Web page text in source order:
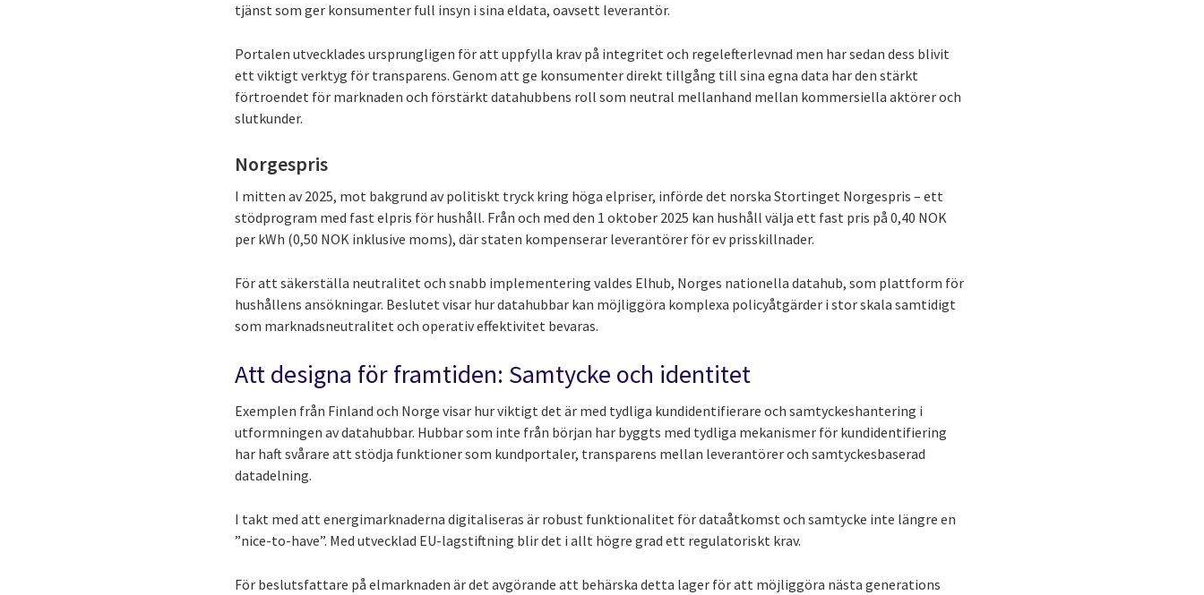
tjänst som ger konsumenter full insyn i sina eldata, oavsett leverantör.
Portalen utvecklades ursprungligen för att uppfylla krav på integritet och regelefterlevnad men har sedan dess blivit
ett viktigt verktyg för transparens. Genom att ge konsumenter direkt tillgång till sina egna data har den stärkt
förtroendet för marknaden och förstärkt datahubbens roll som neutral mellanhand mellan kommersiella aktörer och
slutkunder.
Norgespris
I mitten av 2025, mot bakgrund av politiskt tryck kring höga elpriser, införde det norska Stortinget Norgespris – ett
stödprogram med fast elpris för hushåll. Från och med den 1 oktober 2025 kan hushåll välja ett fast pris på 0,40 NOK
per kWh (0,50 NOK inklusive moms), där staten kompenserar leverantörer för ev prisskillnader.
För att säkerställa neutralitet och snabb implementering valdes Elhub, Norges nationella datahub, som plattform för
hushållens ansökningar. Beslutet visar hur datahubbar kan möjliggöra komplexa policyåtgärder i stor skala samtidigt
som marknadsneutralitet och operativ effektivitet bevaras.
Att designa för framtiden: Samtycke och identitet
Exemplen från Finland och Norge visar hur viktigt det är med tydliga kundidentifierare och samtyckeshantering i
utformningen av datahubbar. Hubbar som inte från början har byggts med tydliga mekanismer för kundidentifiering
har haft svårare att stödja funktioner som kundportaler, transparens mellan leverantörer och samtyckesbaserad
datadelning.
I takt med att energimarknaderna digitaliseras är robust funktionalitet för dataåtkomst och samtycke inte längre en
”nice-to-have”. Med utvecklad EU-lagstiftning blir det i allt högre grad ett regulatoriskt krav.
För beslutsfattare på elmarknaden är det avgörande att behärska detta lager för att möjliggöra nästa generations